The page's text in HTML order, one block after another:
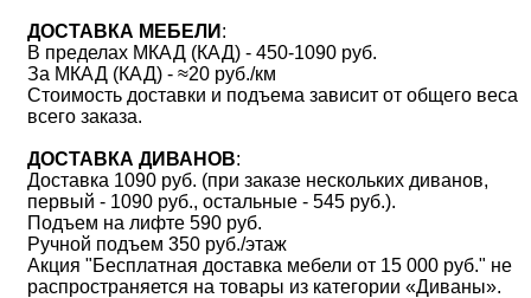
ДОСТАВКА МЕБЕЛИ :
В пределах МКАД (КАД) - 450-1090 руб.
За МКАД (КАД) - ≈20 руб./км
Стоимость доставки и подъема зависит от общего веса
всего заказа.
ДОСТАВКА ДИВАНОВ:
Доставка 1090 руб. (при заказе нескольких диванов,
первый - 1090 руб., остальные - 545 руб.).
Подъем на лифте 590 руб.
Ручной подъем 350 руб./этаж
Акция "Бесплатная доставка мебели от 15 000 руб." не
распространяется на товары из категории «Диваны».